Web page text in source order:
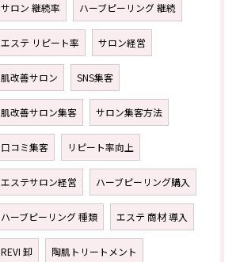
サロン 継続率 ハーブピーリング 継続
エステ リピート率 サロン経営
肌改善サロン SNS集客
肌改善サロン集客 サロン集客方法
口コミ集客 リピート率向上
エステサロン経営 ハーブピーリング購入
ハーブピーリング 種類 エステ 商材 導入
REVI 卸 陶肌トリートメント